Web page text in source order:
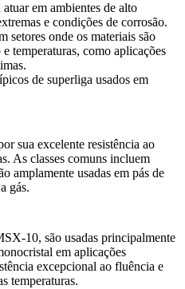
em ambientes de alto
e condições de corrosão.
setores onde os materiais são
temperaturas, como aplicações
de superliga usados em
sua excelente resistência ao
As classes comuns incluem
amplamente usadas em pás de
gás.
10, são usadas principalmente
em aplicações
excepcional ao fluência e
temperaturas.